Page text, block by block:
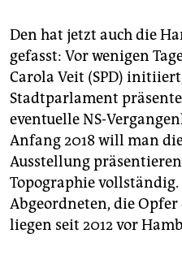
Den hat jetzt auch die
gefasst: Vor wenigen
Carola Veit (SPD)
Stadtparlament
eventuelle NS-
Anfang 2018 will man
Ausstellung
Topographie
Abgeordneten, die Opfer
liegen seit 2012 vor